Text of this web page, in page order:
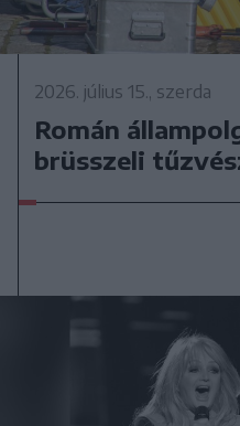
2026. július 15., szerda
Román
brüsszeli